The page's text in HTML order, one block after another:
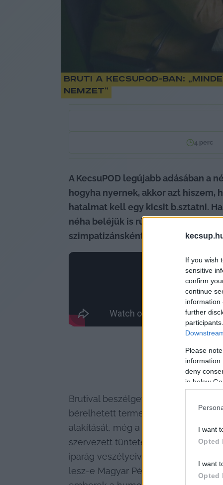
If you wish
sensitive
confirm
continue
information
further
Please
information
deny
in below
I want
Opted
I want
Opted
Bruti a KecsuPOD-ban:
nemzet”
4perc
A KecsuPOD legújabb adásában a
hogyha nyernek, akkor azt hiszem,
hatalmat kell egy kicsit b.sztatni.
néha beléjük is rúgni, hogyha
szimpatizánsként kritizálja-e majd a
Brutival beszélgettünk a
bérelhetett termet a művelődési
alakítását, még a Kétfarkú Kutya
szervezett tüntetésekről, hogy
iparág veszélyeivel. Kitértünk arra
lesz-e Magyar Péterrel is, ha a